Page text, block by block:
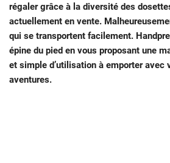
régaler grâce à la diversité des
actuellement en vente.
qui se transportent facilement.
épine du pied en vous proposant une
et simple d’utilisation à emporter avec
aventures.